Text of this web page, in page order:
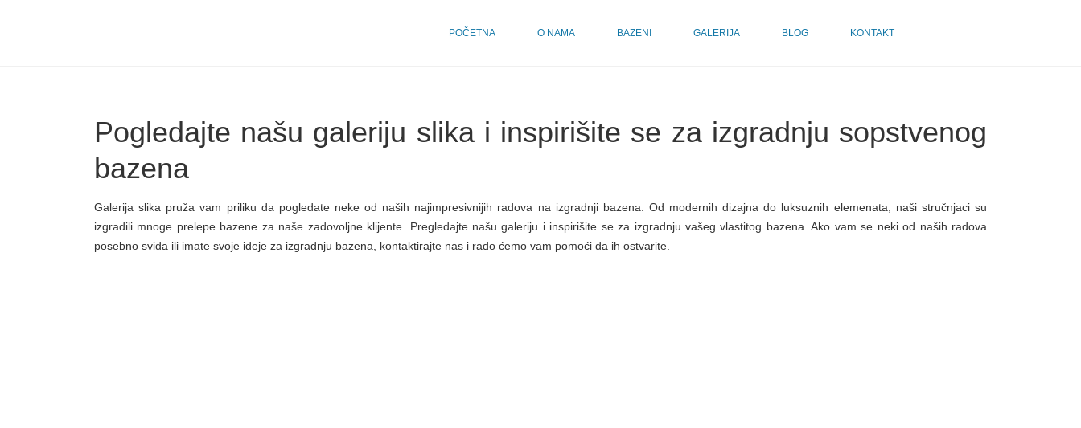
POČETNA O NAMA BAZENI GALERIJA BLOG KONTAKT
Pogledajte našu galeriju slika i inspirišite se za izgradnju sopstvenog
bazena
Galerija slika pruža vam priliku da pogledate neke od naših najimpresivnijih radova na izgradnji bazena. Od modernih dizajna do luksuznih elemenata, naši stručnjaci su
izgradili mnoge prelepe bazene za naše zadovoljne klijente. Pregledajte našu galeriju i inspirišite se za izgradnju vašeg vlastitog bazena. Ako vam se neki od naših radova
posebno sviđa ili imate svoje ideje za izgradnju bazena, kontaktirajte nas i rado ćemo vam pomoći da ih ostvarite.